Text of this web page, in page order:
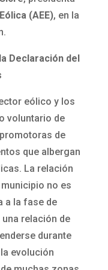
(AEE), en la
Declaración del
eólico y los
voluntario de
de
que albergan
La relación
no es
a la fase de
relación de
durante
evolución